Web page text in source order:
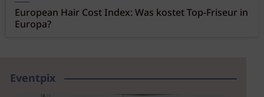
European Hair Cost Index: Was kostet Top-Friseur in
Europa?
Eventpix